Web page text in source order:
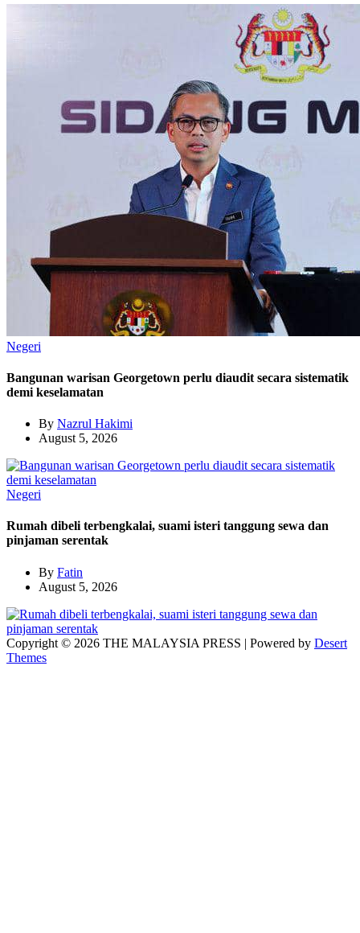
Negeri
Bangunan warisan Georgetown perlu diaudit secara sistematik
demi keselamatan
By Nazrul Hakimi
August 5, 2026
Negeri
Rumah dibeli terbengkalai, suami isteri tanggung sewa dan
pinjaman serentak
By Fatin
August 5, 2026
Copyright © 2026 THE MALAYSIA PRESS | Powered by Desert
Themes